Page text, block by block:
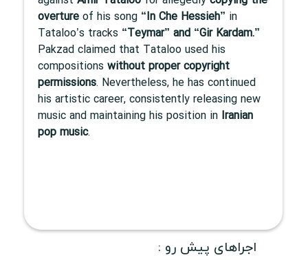
overtureof his song “In Che Hessieh” in
Tataloo’s tracks “Teymar” and “Gir Kardam.”
Pakzad claimed that Tataloo used his
compositions without proper copyright
permissions. Nevertheless, he has continued
his artistic career, consistently releasing new
music and maintaining his position in Iranian
pop music.
اجراهای پیش رو :